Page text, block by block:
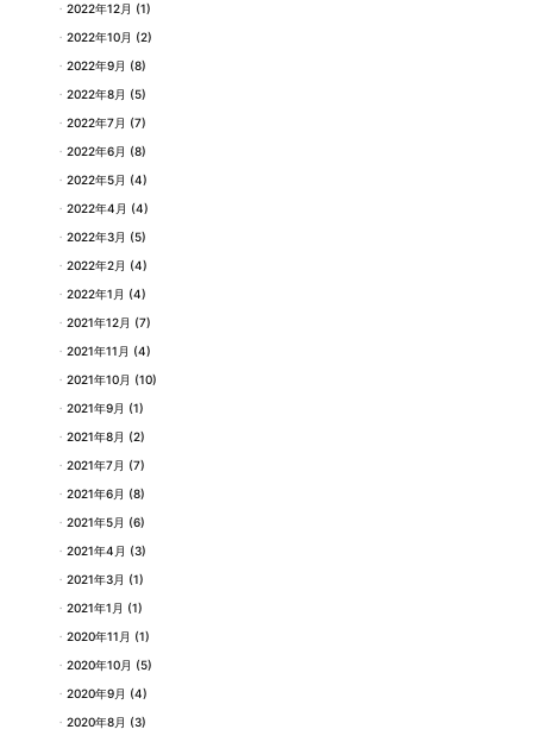
2022年12月 (1)
2022年10月 (2)
2022年9月 (8)
2022年8月 (5)
2022年7月 (7)
2022年6月 (8)
2022年5月 (4)
2022年4月 (4)
2022年3月 (5)
2022年2月 (4)
2022年1月 (4)
2021年12月 (7)
2021年11月 (4)
2021年10月 (10)
2021年9月 (1)
2021年8月 (2)
2021年7月 (7)
2021年6月 (8)
2021年5月 (6)
2021年4月 (3)
2021年3月 (1)
2021年1月 (1)
2020年11月 (1)
2020年10月 (5)
2020年9月 (4)
2020年8月 (3)